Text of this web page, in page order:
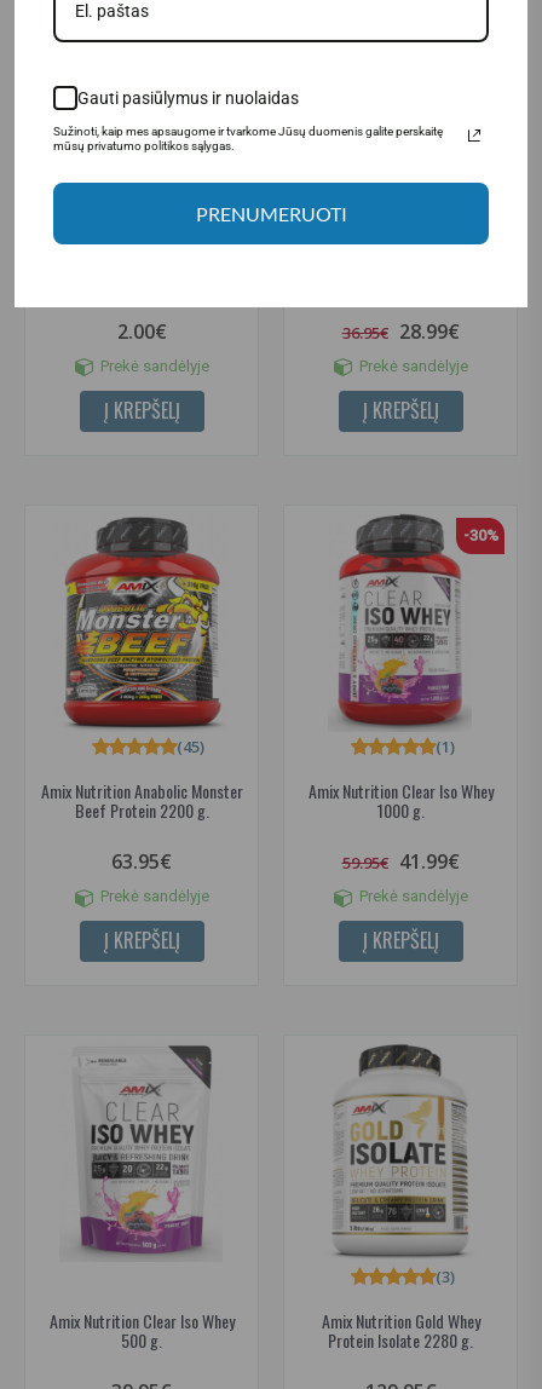
2.00€
Prekė sandėlyje
Į KREPŠELĮ
36.95€ 28.99€
Prekė sandėlyje
Į KREPŠELĮ
Amix Nutrition Anabolic Monster
Beef Protein 2200 g.
(45)
63.95€
Prekė sandėlyje
Į KREPŠELĮ
-30%
Amix Nutrition Clear Iso Whey
1000 g.
(1)
59.95€ 41.99€
Prekė sandėlyje
Į KREPŠELĮ
Amix Nutrition Clear Iso Whey
500 g.
Amix Nutrition Gold Whey
Protein Isolate 2280 g.
(3)
Gauti pasiūlymus ir nuolaidas
Sužinoti, kaip mes apsaugome ir tvarkome Jūsų duomenis galite perskaitę
mūsų privatumo politikos sąlygas.
PRENUMERUOTI